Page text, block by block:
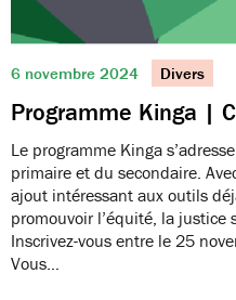
6 novembre 2024 Divers
Programme Kinga |
Le programme Kinga
primaire et du secondaire.
ajout intéressant aux outils
promouvoir l’équité, la justice
Inscrivez-vous entre le 25
Vous…